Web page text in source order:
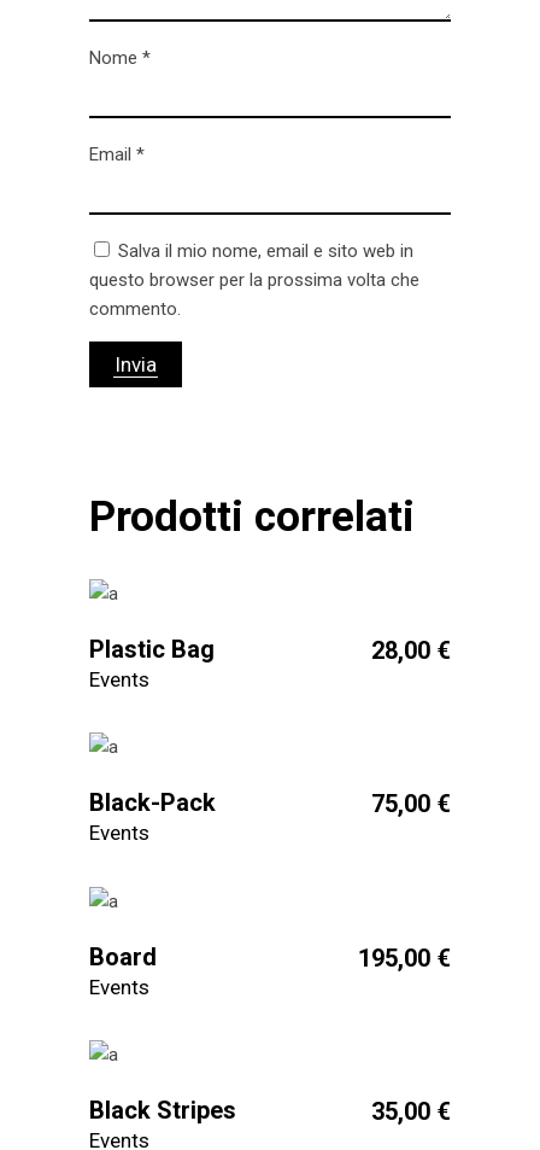
Nome *
Email *
Salva il mio nome, email e sito web in
questo browser per la prossima volta che
commento.
Prodotti correlati
Plastic Bag 28,00 €
Events
Black-Pack 75,00 €
Events
Board 195,00 €
Events
Black Stripes 35,00 €
Events